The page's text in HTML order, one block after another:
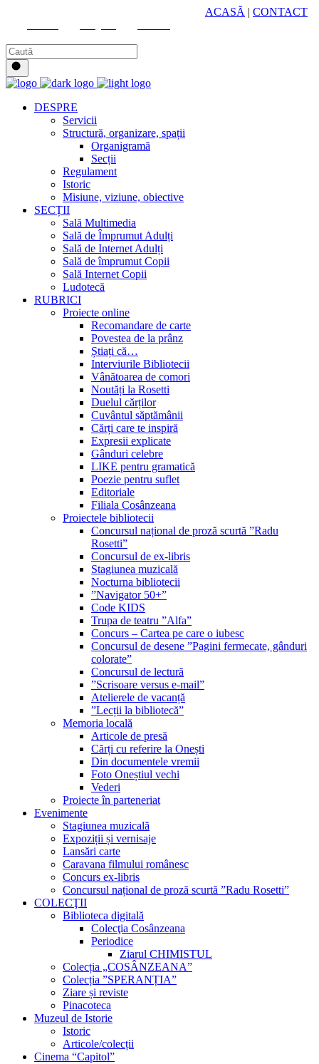
ACASĂ | CONTACT
DESPRE
Servicii
Structură, organizare, spații
Organigramă
Secții
Regulament
Istoric
Misiune, viziune, obiective
SECȚII
Sală Multimedia
Sală de Împrumut Adulți
Sală de Internet Adulți
Sală de împrumut Copii
Sală Internet Copii
Ludotecă
RUBRICI
Proiecte online
Recomandare de carte
Povestea de la prânz
Știați că…
Interviurile Bibliotecii
Vânătoarea de comori
Noutăți la Rosetti
Duelul cărților
Cuvântul săptămânii
Cărți care te inspiră
Expresii explicate
Gânduri celebre
LIKE pentru gramatică
Poezie pentru suflet
Editoriale
Filiala Cosânzeana
Proiectele bibliotecii
Concursul național de proză scurtă ”Radu
Rosetti”
Concursul de ex-libris
Stagiunea muzicală
Nocturna bibliotecii
”Navigator 50+”
Code KIDS
Trupa de teatru ”Alfa”
Concurs – Cartea pe care o iubesc
Concursul de desene ”Pagini fermecate, gânduri
colorate”
Concursul de lectură
”Scrisoare versus e-mail”
Atelierele de vacanță
”Lecții la bibliotecă”
Memoria locală
Articole de presă
Cărți cu referire la Onești
Din documentele vremii
Foto Oneștiul vechi
Vederi
Proiecte în parteneriat
Evenimente
Stagiunea muzicală
Expoziții și vernisaje
Lansări carte
Caravana filmului românesc
Concurs ex-libris
Concursul național de proză scurtă ”Radu Rosetti”
COLECŢII
Biblioteca digitală
Colecţia Cosânzeana
Periodice
Ziarul CHIMISTUL
Colecția „COSÂNZEANA”
Colecția ”SPERANȚIA”
Ziare și reviste
Pinacoteca
Muzeul de Istorie
Istoric
Articole/colecții
Cinema “Capitol”